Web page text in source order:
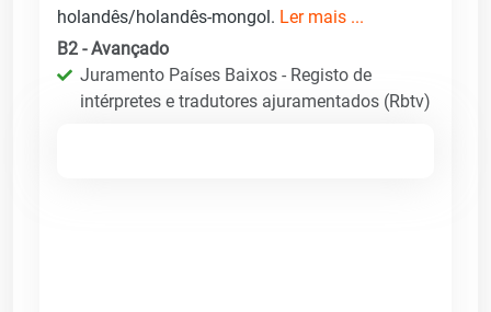
holandês/holandês-mongol. Ler mais ...
B2 - Avançado
Juramento Países Baixos - Registo de
intérpretes e tradutores ajuramentados (Rbtv)